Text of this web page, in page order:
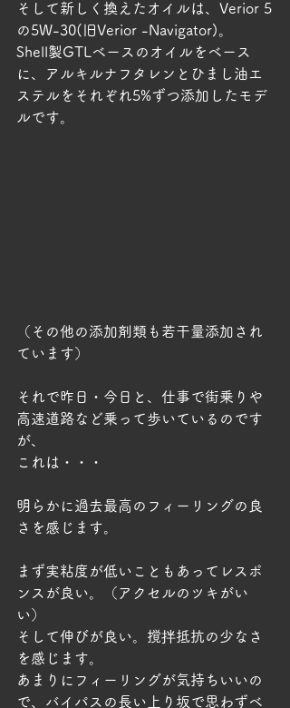
そして新しく換えたオイルは、Verior 5
の5W-30(旧Verior -Navigator)。
Shell製GTLベースのオイルをベース
に、アルキルナフタレンとひまし油エ
ステルをそれぞれ5%ずつ添加したモデ
ルです。
（その他の添加剤類も若干量添加され
ています）
それで昨日・今日と、仕事で街乗りや
高速道路など乗って歩いているのです
が、
これは・・・
明らかに過去最高のフィーリングの良
さを感じます。
まず実粘度が低いこともあってレスポ
ンスが良い。（アクセルのツキがい
い）
そして伸びが良い。撹拌抵抗の少なさ
を感じます。
あまりにフィーリングが気持ちいいの
で、バイパスの長い上り坂で思わずベ